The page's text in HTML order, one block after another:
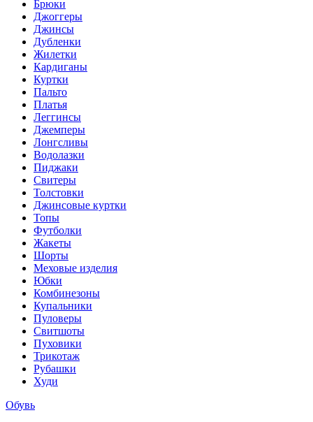
Брюки
Джоггеры
Джинсы
Дубленки
Жилетки
Кардиганы
Куртки
Пальто
Платья
Леггинсы
Джемперы
Лонгсливы
Водолазки
Пиджаки
Свитеры
Толстовки
Джинсовые куртки
Топы
Футболки
Жакеты
Шорты
Меховые изделия
Юбки
Комбинезоны
Купальники
Пуловеры
Свитшоты
Пуховики
Трикотаж
Рубашки
Худи
Обувь